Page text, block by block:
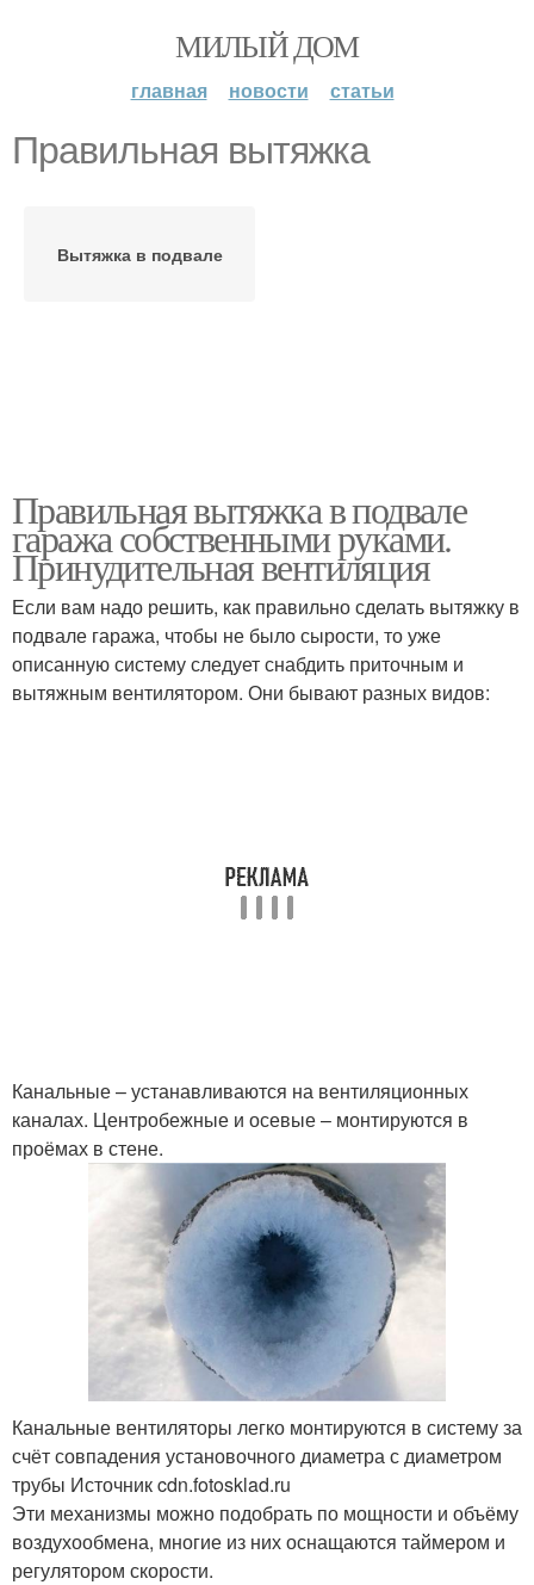
МИЛЫЙ ДОМ
главная новости статьи
Правильная вытяжка
Вытяжка в подвале
Правильная вытяжка в подвале
гаража собственными руками.
Принудительная вентиляция
Если вам надо решить, как правильно сделать вытяжку в
подвале гаража, чтобы не было сырости, то уже
описанную систему следует снабдить приточным и
вытяжным вентилятором. Они бывают разных видов:
Канальные – устанавливаются на вентиляционных
каналах. Центробежные и осевые – монтируются в
проёмах в стене.
Канальные вентиляторы легко монтируются в систему за
счёт совпадения установочного диаметра с диаметром
трубы Источник cdn.fotosklad.ru
Эти механизмы можно подобрать по мощности и объёму
воздухообмена, многие из них оснащаются таймером и
регулятором скорости.